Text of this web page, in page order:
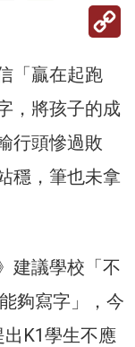
「贏在起跑
，將孩子的成
行頭慘過敗
穩，筆也未拿
建議學校「不
夠寫字」，今
K1學生不應